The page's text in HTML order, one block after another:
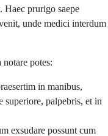
Haec prurigo saepe
unde medici interdum
potes:
in manibus,
superiore, palpebris, et in
exsudare possunt cum